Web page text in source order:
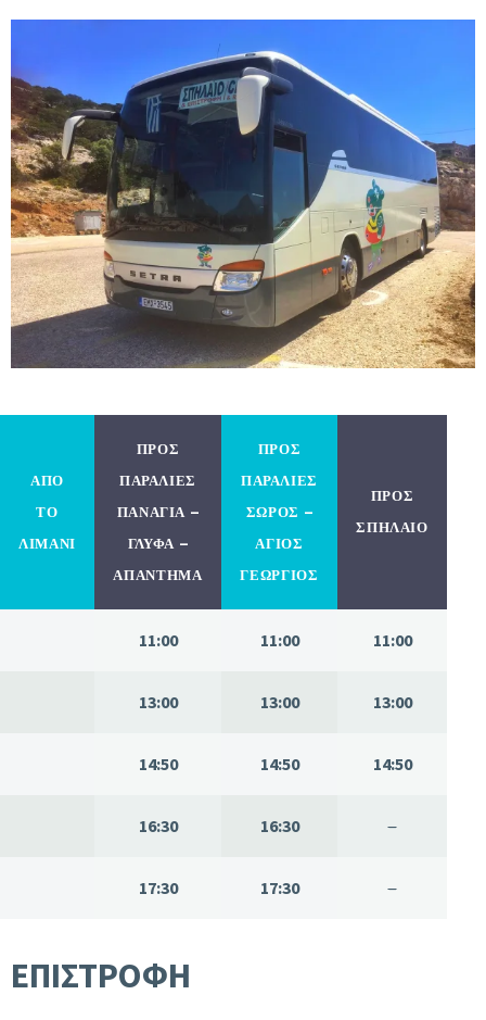
ΑΠΟ
ΤΟ
ΛΙΜΑΝΙ
ΠΡΟΣ
ΠΑΡΑΛΙΕΣ
ΠΑΝΑΓΙΑ –
ΓΛΥΦΑ –
ΑΠΑΝΤΗΜΑ
ΠΡΟΣ
ΠΑΡΑΛΙΕΣ
ΣΩΡΟΣ –
ΑΓΙΟΣ
ΓΕΩΡΓΙΟΣ
ΠΡΟΣ
ΣΠΗΛΑΙΟ
11:00 11:00 11:00
13:00 13:00 13:00
14:50 14:50 14:50
16:30 16:30 –
17:30 17:30 –
ΕΠΙΣΤΡΟΦΗ